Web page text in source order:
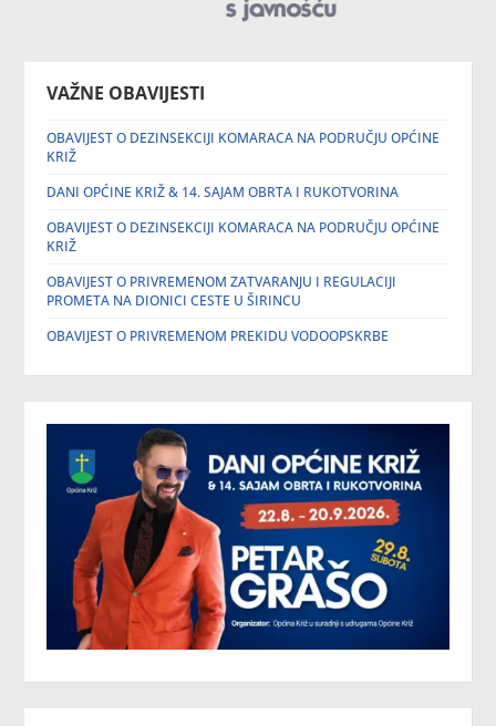
VAŽNE OBAVIJESTI
OBAVIJEST O DEZINSEKCIJI KOMARACA NA PODRUČJU OPĆINE
KRIŽ
DANI OPĆINE KRIŽ & 14. SAJAM OBRTA I RUKOTVORINA
OBAVIJEST O DEZINSEKCIJI KOMARACA NA PODRUČJU OPĆINE
KRIŽ
OBAVIJEST O PRIVREMENOM ZATVARANJU I REGULACIJI
PROMETA NA DIONICI CESTE U ŠIRINCU
OBAVIJEST O PRIVREMENOM PREKIDU VODOOPSKRBE